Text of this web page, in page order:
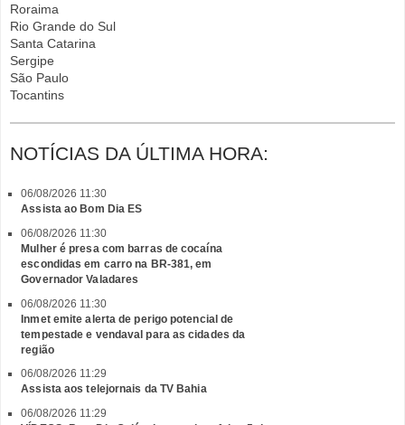
Roraima
Rio Grande do Sul
Santa Catarina
Sergipe
São Paulo
Tocantins
NOTÍCIAS DA ÚLTIMA HORA:
06/08/2026 11:30
Assista ao Bom Dia ES
06/08/2026 11:30
Mulher é presa com barras de cocaína
escondidas em carro na BR-381, em
Governador Valadares
06/08/2026 11:30
Inmet emite alerta de perigo potencial de
tempestade e vendaval para as cidades da
região
06/08/2026 11:29
Assista aos telejornais da TV Bahia
06/08/2026 11:29